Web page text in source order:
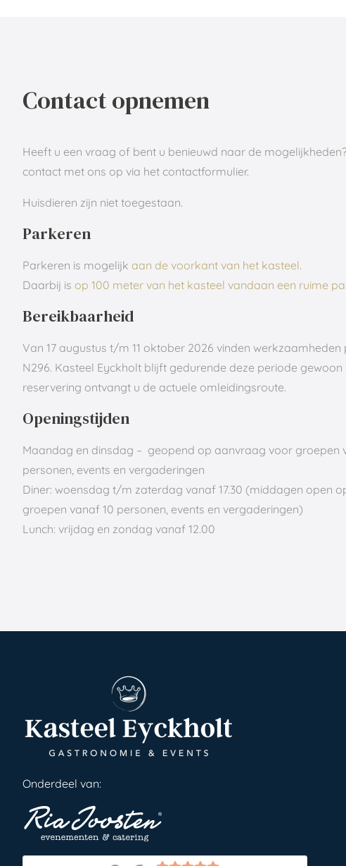
Contact opnemen
Heeft u een vraag of bent u benieuwd naar de
contact met ons op via het contactformulier.
Huisdieren zijn niet toegestaan.
Parkeren
Parkeren is mogelijk aan de voorkant van het kasteel.
Daarbij is op 100 meter van het kasteel vandaan een ruime
Bereikbaarheid
Van 17 augustus t/m 11 oktober 2026 vinden
N296. Kasteel Eyckholt blijft gedurende deze periode gewoon
reservering ontvangt u de actuele omleidingsroute.
Openingstijden
Maandag en dinsdag – geopend op aanvraag voor groepen
personen, events en vergaderingen
Diner: woensdag t/m zaterdag vanaf 17.30 (middagen open
groepen vanaf 10 personen, events en vergaderingen)
Lunch: vrijdag en zondag vanaf 12.00
Onderdeel van: